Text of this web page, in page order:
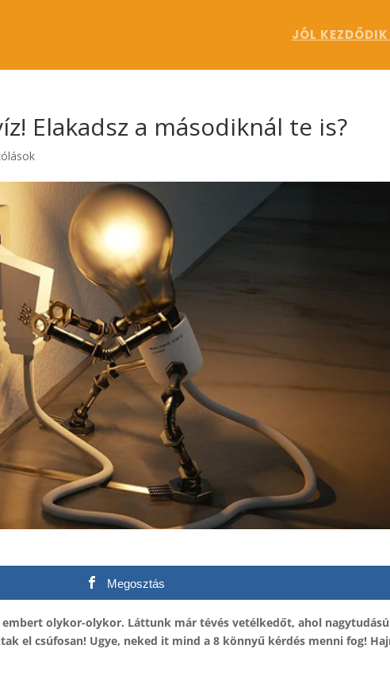
JÓL
Elakadsz a másodiknál te is?
Megosztás
olykor-olykor. Láttunk már tévés vetélkedőt, ahol nagytudású
el csúfosan! Ugye, neked it mind a 8 könnyű kérdés menni fog!